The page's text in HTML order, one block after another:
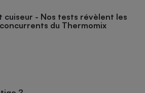
cuiseur - Nos tests révèlent les
du Thermomix